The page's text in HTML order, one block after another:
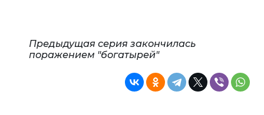
Предыдущая серия закончилась
поражением "богатырей"